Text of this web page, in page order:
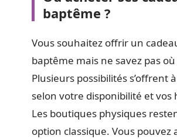
baptême ?
Vous souhaitez offrir un
baptême mais ne savez pas
Plusieurs possibilités s’offrent
selon votre disponibilité et vos
Les boutiques physiques
option classique. Vous pouvez